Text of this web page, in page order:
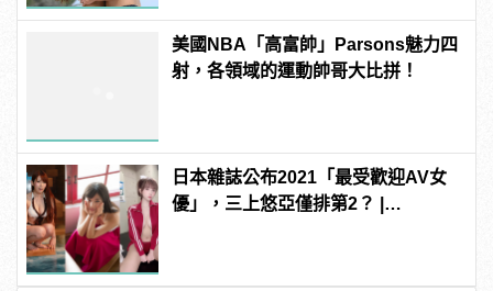
美國NBA「高富帥」Parsons魅力四
射，各領域的運動帥哥大比拼！
日本雜誌公布2021「最受歡迎AV女
優」，三上悠亞僅排第2？ |